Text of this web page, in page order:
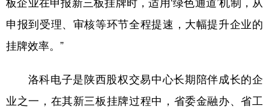
申报到受理、审核等环节全程提速，大幅提升企业的
挂牌效率。”
洛科电子是陕西股权交易中心长期陪伴成长的企
业之一，在其新三板挂牌过程中，省委金融办、省工